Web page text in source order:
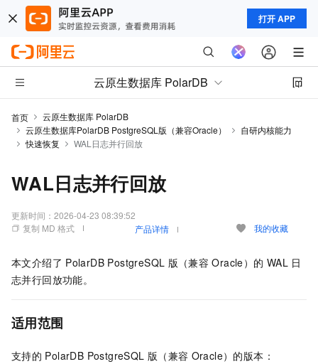
打开 APP
云原生数据库 PolarDB
首页
云原生数据库 PolarDB
云原生数据库PolarDB PostgreSQL版（兼容Oracle）
自研内核能力
快速恢复
WAL日志并行回放
WAL日志并行回放
更新时间： 2026-04-23 08:39:52
复制 MD 格式
产品详情 我的收藏
本文介绍了 PolarDB PostgreSQL 版（兼容 Oracle） 的 WAL 日
志并行回放功能。
适用范围
支持的 PolarDB PostgreSQL 版（兼容 Oracle） 的版本：